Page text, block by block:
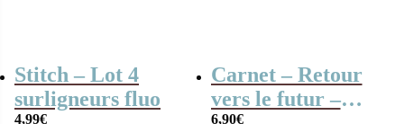
Stitch – Lot 4
surligneurs fluo
4,99€
Carnet – Retour
vers le futur –
6,90€